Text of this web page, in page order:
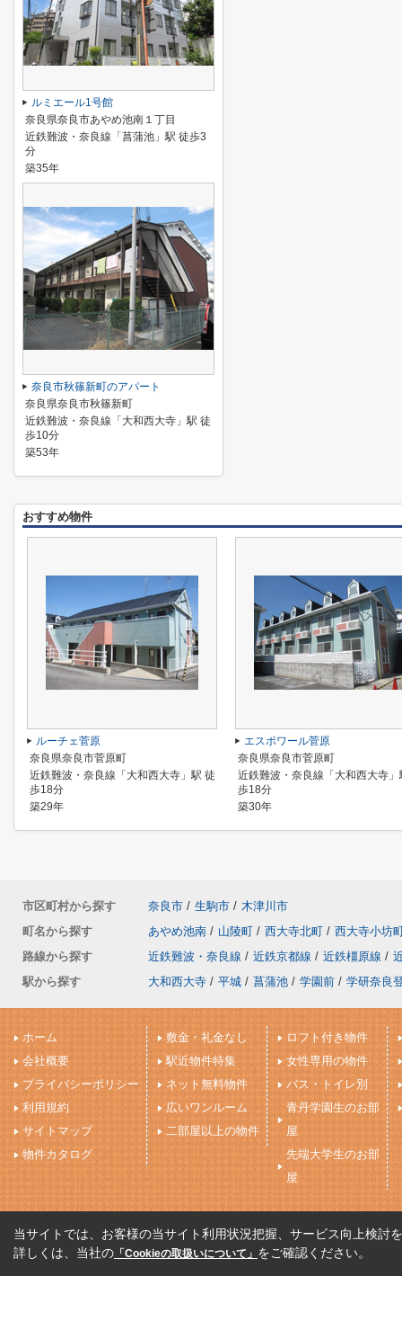
ルミエール1号館
奈良県奈良市あやめ池南１丁目
近鉄難波・奈良線「菖蒲池」駅 徒歩3
分
築35年
奈良市秋篠新町のアパート
奈良県奈良市秋篠新町
近鉄難波・奈良線「大和西大寺」駅 徒
歩10分
築53年
おすすめ物件
ルーチェ菅原
奈良県奈良市菅原町
近鉄難波・奈良線「大和西大寺」駅 徒
歩18分
築29年
エスポワール菅原
奈良県奈良市菅原町
近鉄難波・奈良線「大和西大寺」
歩18分
築30年
市区町村から探す 奈良市 / 生駒市 / 木津川市
町名から探す
あやめ池南 / 山陵町 / 西大寺北町 / 西大寺小坊
路線から探す
近鉄難波・奈良線 / 近鉄京都線 / 近鉄橿原線 /
駅から探す
大和西大寺 / 平城 / 菖蒲池 / 学園前 / 学研奈良
ホーム
会社概要
プライバシーポリシー
利用規約
サイトマップ
物件カタログ
敷金・礼金なし
駅近物件特集
ネット無料物件
広いワンルーム
二部屋以上の物件
ロフト付き物件
女性専用の物件
バス・トイレ別
青丹学園生のお部
屋
先端大学生のお部
屋
当サイトでは、お客様の当サイト利用状況把握、サービス向上検討
詳しくは、当社の 「Cookieの取扱いについて」 をご確認ください。